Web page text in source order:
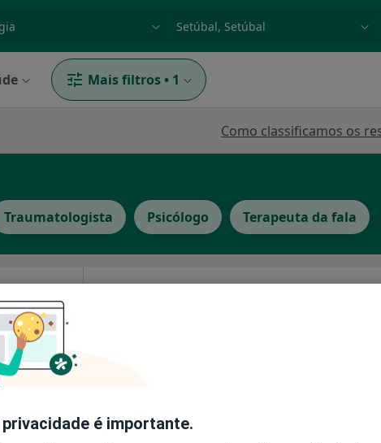
p. ex. Lisboa
Mais filtros • 1
Como classificamos os
Traumatologista Psicólogo Terapeuta da fala
privacidade é importante.